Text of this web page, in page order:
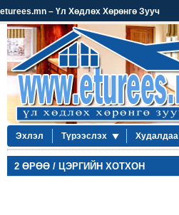
eturees.mn – Үл Хөдлөх Хөрөнгө Зууч
Эхлэл Түрээслэх Худалдаа
2 ӨРӨӨ / ЦЭРГИЙН ХОТХОН